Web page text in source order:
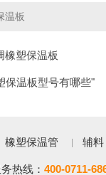
温板
橡塑保温板
保温板型号有哪些"
橡塑保温管 辅料
热线： 400-0711-